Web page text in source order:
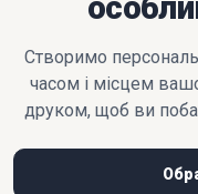
Створимо
часом і місцем
друком, щоб ви